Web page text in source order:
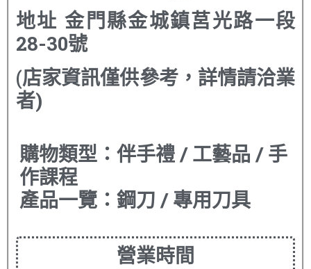
地址 金門縣金城鎮莒光路一段
28-30號
(店家資訊僅供參考，詳情請洽業
者)
購物類型：伴手禮 / 工藝品 / 手
作課程
產品一覽：鋼刀 / 專用刀具
營業時間